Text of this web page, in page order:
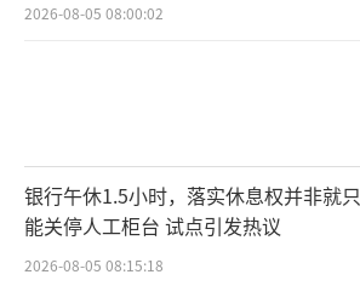
2026-08-05 08:00:02
银行午休1.5小时，落实休息权并非就只
能关停人工柜台 试点引发热议
2026-08-05 08:15:18